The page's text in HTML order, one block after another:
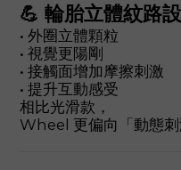
💪 輪胎立體紋路
• 外圈立體顆粒
• 視覺更陽剛
• 接觸面增加摩擦刺激
• 提升互動感受
相比光滑款，
Wheel 更偏向「動態刺